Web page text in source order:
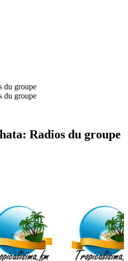
du groupe
du groupe
Radios du groupe